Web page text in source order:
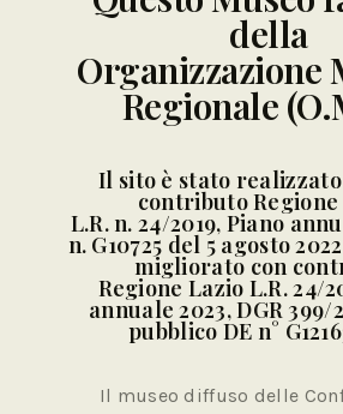
della
Organizzazione
Regionale
Il sito è stato
contributo Regione
L.R. n. 24/2019, Piano
n. G10725 del 5 agosto
migliorato con
Regione Lazio L.R. 24/
annuale 2023, DGR 399/
pubblico DE n°
Il museo diffuso delle